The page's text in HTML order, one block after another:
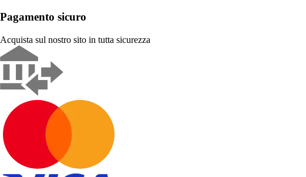
Pagamento sicuro
Acquista sul nostro sito in tutta sicurezza